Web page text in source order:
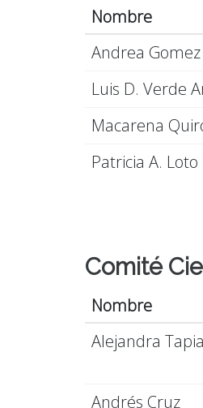
Nombre
Andrea
Luis D. Verde
Macarena
Patricia A. Loto
Comité
Nombre
Alejandra Tapia
Andrés Cruz